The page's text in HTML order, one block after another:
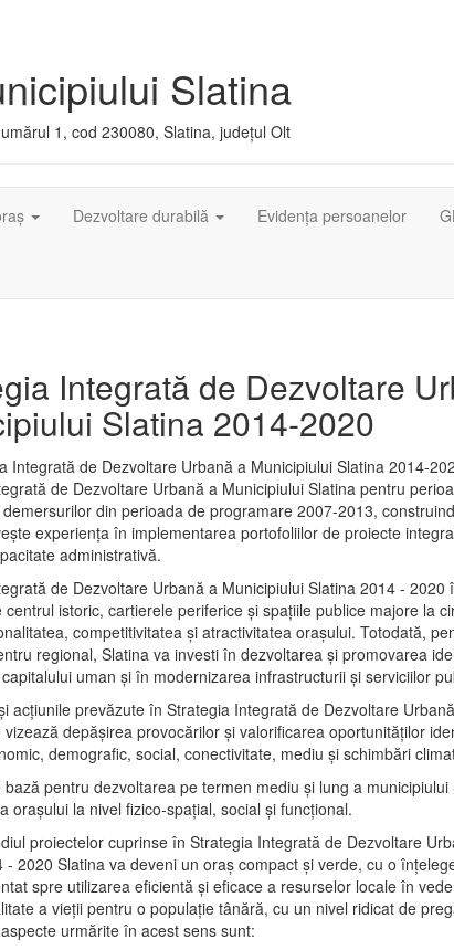
Slatina
1, cod 230080, Slatina, județul Olt
Dezvoltare durabilă Evidența persoanelor
Integrată de Dezvoltare
Slatina 2014-2020
de Dezvoltare Urbană a Municipiului Slatina pentru
din perioada de programare 2007-2013,
experienţa în implementarea portofoliilor de proiecte
administrativă.
de Dezvoltare Urbană a Municipiului Slatina 2014 - 2020
centrul istoric, cartierele periferice şi spaţiile publice majore la
competitivitatea şi atractivitatea oraşului. Totodată,
regional, Slatina va investi în dezvoltarea şi promovarea
uman şi în modernizarea infrastructurii şi serviciilor
acţiunile prevăzute în Strategia Integrată de Dezvoltare
depășirea provocărilor şi valorificarea oportunităţilor
demografic, social, conectivitate, mediu şi schimbări
bază pentru dezvoltarea pe termen mediu şi lung a municipiului
oraşului la nivel fizico-spaţial, social şi funcţional.
proiectelor cuprinse în Strategia Integrată de Dezvoltare
- 2020 Slatina va deveni un oraş compact şi verde, cu o
spre utilizarea eficientă şi eficace a resurselor locale în
a vieţii pentru o populaţie tânără, cu un nivel ridicat de
urmărite în acest sens sunt: